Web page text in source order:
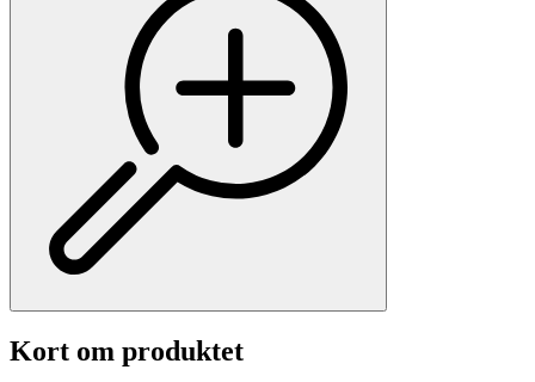
Kort om produktet